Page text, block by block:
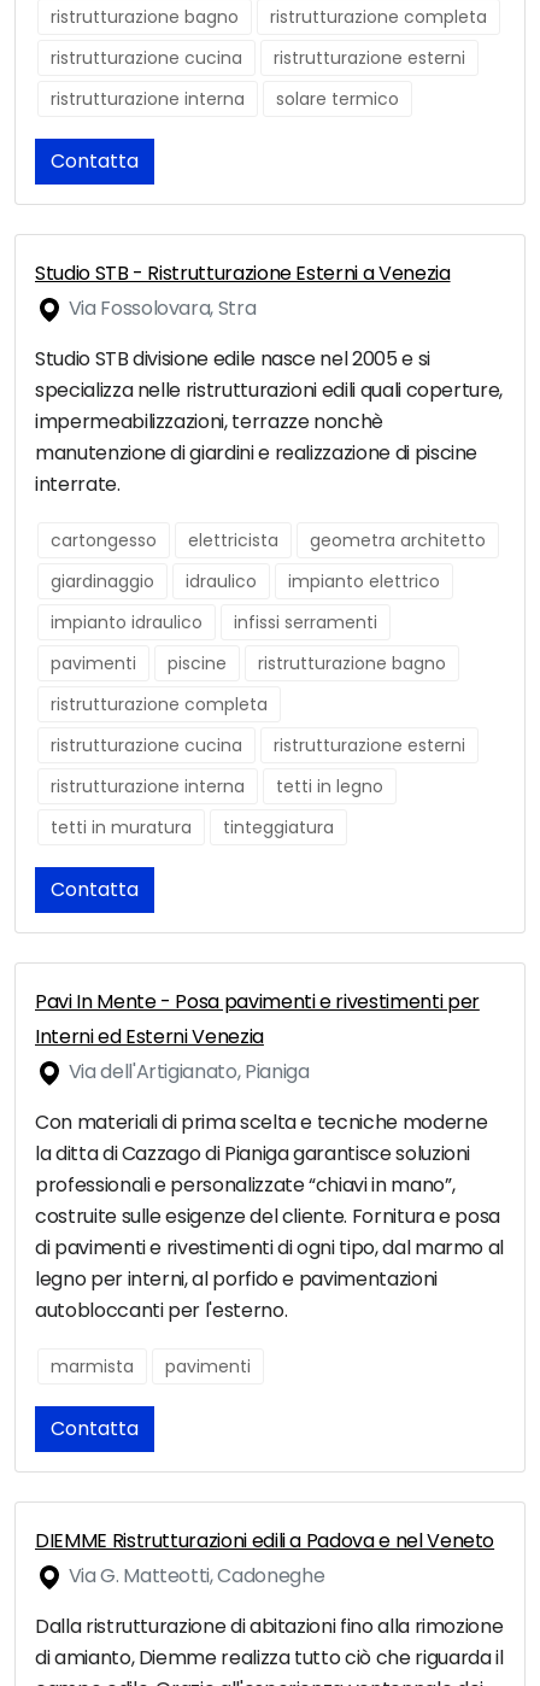
ristrutturazione bagno
ristrutturazione completa
ristrutturazione cucina
ristrutturazione esterni
ristrutturazione interna
solare termico
Contatta
Studio STB - Ristrutturazione Esterni a Venezia
Via Fossolovara, Stra
Studio STB divisione edile nasce nel 2005 e si
specializza nelle ristrutturazioni edili quali coperture,
impermeabilizzazioni, terrazze nonchè
manutenzione di giardini e realizzazione di piscine
interrate.
cartongesso elettricista
geometra architetto
giardinaggio
idraulico
impianto elettrico
impianto idraulico
infissi serramenti
pavimenti
piscine
ristrutturazione bagno
ristrutturazione completa
ristrutturazione cucina
ristrutturazione esterni
ristrutturazione interna
tetti in legno
tetti in muratura
tinteggiatura
Contatta
Pavi In Mente - Posa pavimenti e rivestimenti per
Interni ed Esterni Venezia
Via dell'Artigianato, Pianiga
Con materiali di prima scelta e tecniche moderne
la ditta di Cazzago di Pianiga garantisce soluzioni
professionali e personalizzate “chiavi in mano”,
costruite sulle esigenze del cliente. Fornitura e posa
di pavimenti e rivestimenti di ogni tipo, dal marmo al
legno per interni, al porfido e pavimentazioni
autobloccanti per l'esterno.
marmista pavimenti
Contatta
DIEMME Ristrutturazioni edili a Padova e nel Veneto
Via G. Matteotti, Cadoneghe
Dalla ristrutturazione di abitazioni fino alla rimozione
di amianto, Diemme realizza tutto ciò che riguarda il